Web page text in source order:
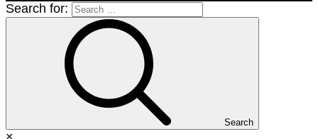
Search for:
Search